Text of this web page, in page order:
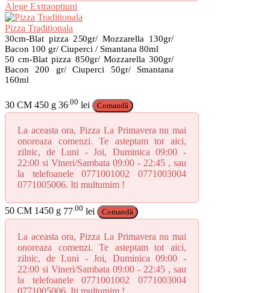
Acest
produs
are
mai
multe
variații.
Opțiunile
pot
alese
în
pagina
produsului.
Alege Extraoptiuni
Pizza Traditionala
30cm-Blat pizza 250gr/ Mozzarella 130gr/
Bacon 100 gr/ Ciuperci / Smantana 80ml
50 cm-Blat pizza 850gr/ Mozzarella 300gr/
Bacon 200 gr/ Ciuperci 50gr/ Smantana
160ml
30 CM 450 g 36.00 lei Comandă
La aceasta ora, Pizza La Primavera nu mai
onoreaza comenzi. Te asteptam tot aici,
zilnic, de Luni - Joi, Duminica 09:00 -
22:00 si Vineri/Sambata 09:00 - 22:45 , sau
la telefoanele 0771001002 0771003004
0771005006. Iti multumim !
50 CM 1450 g 77 .00 lei Comandă
La aceasta ora, Pizza La Primavera nu mai
onoreaza comenzi. Te asteptam tot aici,
zilnic, de Luni - Joi, Duminica 09:00 -
22:00 si Vineri/Sambata 09:00 - 22:45 , sau
la telefoanele 0771001002 0771003004
0771005006. Iti multumim !